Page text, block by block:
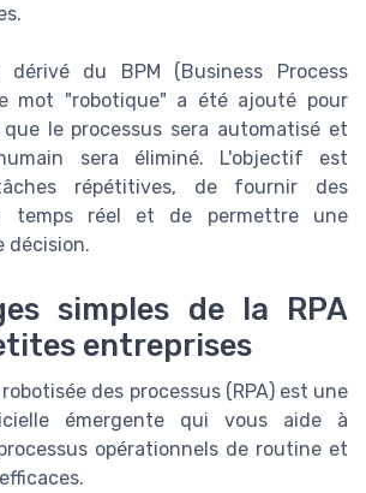
du BPM (Business Process
mot "robotique" a été ajouté pour
le processus sera automatisé et
sera éliminé. L'objectif est
répétitives, de fournir des
temps réel et de permettre une
décision.
simples de la RPA
entreprises
des processus (RPA) est une
émergente qui vous aide à
opérationnels de routine et